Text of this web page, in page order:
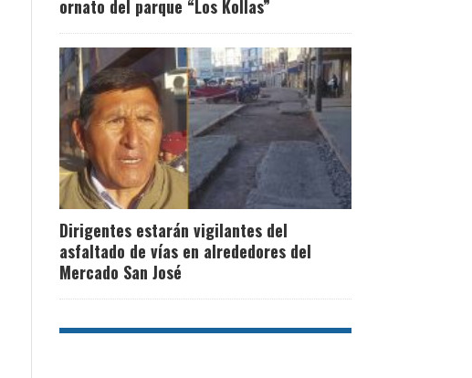
ornato del parque “Los Kollas”
Dirigentes estarán vigilantes del
asfaltado de vías en alrededores del
Mercado San José